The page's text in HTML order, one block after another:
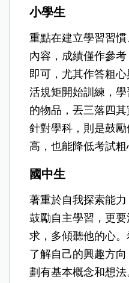
小學生
重點在建立學習習
內容，成績僅作參
即可，尤其作答粗
活規矩開始訓練，
的物品，丟三落四
針對學科，則是鼓
高，也能降低考試粗
國中生
著重於自我探索能力
鼓勵自主學習，更
求，多傾聽他的心
了解自己的興趣方
劃有基本概念和想